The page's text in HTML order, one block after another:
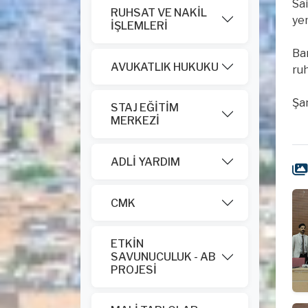
RUHSAT VE NAKİL
İŞLEMLERİ
AVUKATLIK HUKUKU
STAJ EĞİTİM
MERKEZİ
ADLİ YARDIM
CMK
ETKİN
SAVUNUCULUK - AB
PROJESİ